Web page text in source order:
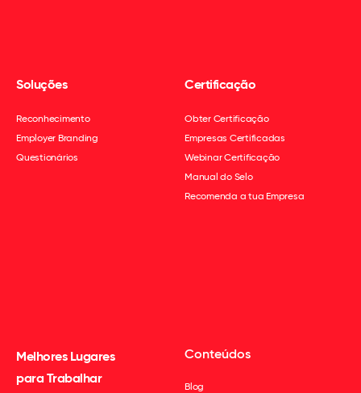
Soluções
Reconhecimento
Employer Branding
Questionários
Certificação
Obter Certificação
Empresas Certificadas
Webinar Certificação
Manual do Selo
Recomenda a tua Empresa
Melhores Lugares
para Trabalhar
Conteúdos
Blog